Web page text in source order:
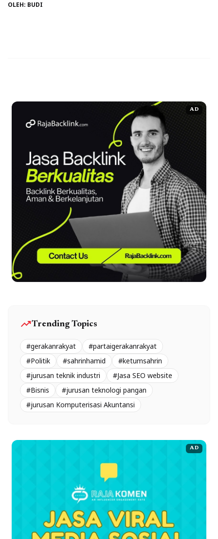
taburan bumbu pedas, seblak dengan aroma kencur yang
OLEH: BUDI
AD
trending_upTrending Topics
#gerakanrakyat
#partaigerakanrakyat
#Politik
#sahrinhamid
#ketumsahrin
#jurusan teknik industri
#Jasa SEO website
#Bisnis
#jurusan teknologi pangan
#jurusan Komputerisasi Akuntansi
AD